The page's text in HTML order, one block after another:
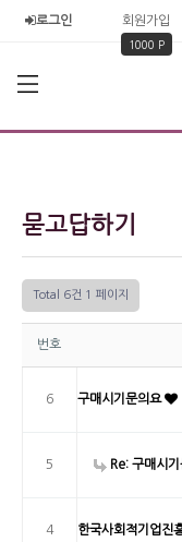
로그인 회원가입
1000 P
묻고답하기
Total 6건 1 페이지
번호
6 구매시기문의요
5 Re: 구매시
4 한국사회적기업